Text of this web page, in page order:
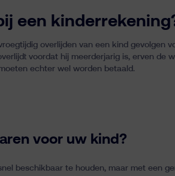
een
overlijden van een kind gevolgen
voordat hij meerderjarig is, erven de
echter wel worden betaald.
voor uw kind?
beschikbaar te houden, maar met een